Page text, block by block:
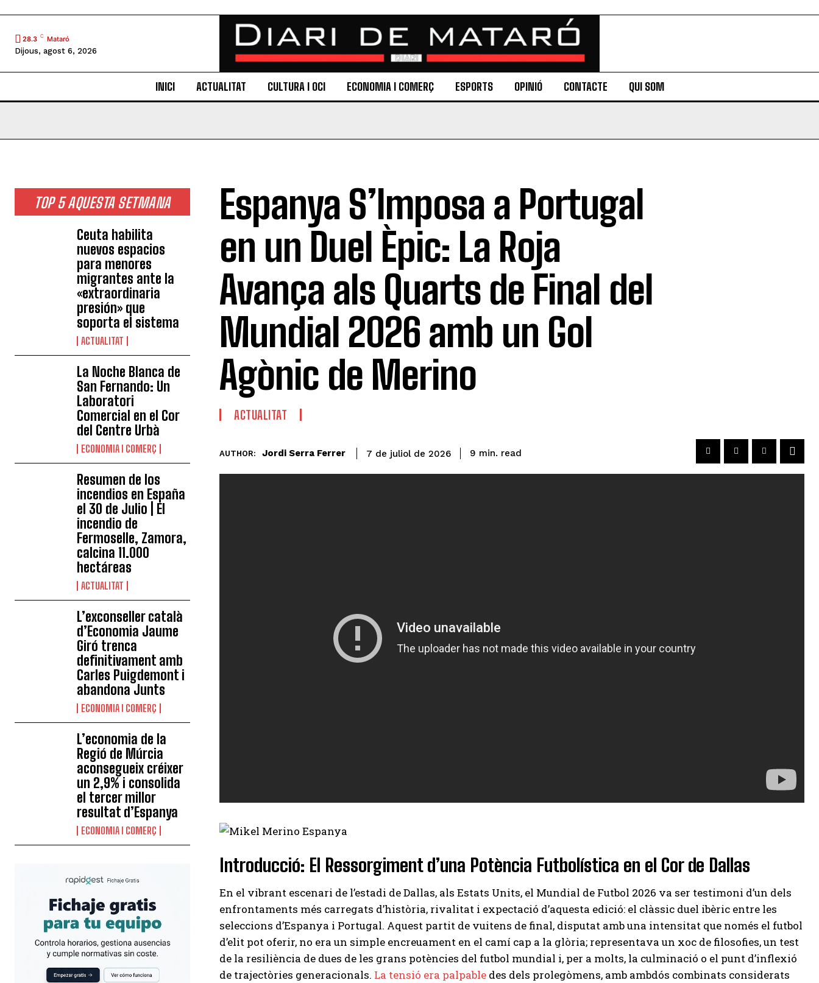
28.3 C Mataró
Dijous, agost 6, 2026
INICI ACTUALITAT CULTURA I OCI ECONOMIA I COMERÇ ESPORTS OPINIÓ CONTACTE QUI SOM
TOP 5 AQUESTA SETMANA
Ceuta habilita
nuevos espacios
para menores
migrantes ante la
«extraordinaria
presión» que
soporta el sistema
ACTUALITAT
La Noche Blanca de
San Fernando: Un
Laboratori
Comercial en el Cor
del Centre Urbà
ECONOMIA I COMERÇ
Resumen de los
incendios en España
el 30 de Julio | El
incendio de
Fermoselle, Zamora,
calcina 11.000
hectáreas
ACTUALITAT
L’exconseller català
d’Economia Jaume
Giró trenca
definitivament amb
Carles Puigdemont i
abandona Junts
ECONOMIA I COMERÇ
L’economia de la
Regió de Múrcia
aconsegueix créixer
un 2,9% i consolida
el tercer millor
resultat d’Espanya
ECONOMIA I COMERÇ
Espanya S’Imposa a Portugal
en un Duel Èpic: La Roja
Avança als Quarts de Final del
Mundial 2026 amb un Gol
Agònic de Merino
ACTUALITAT
AUTHOR: Jordi Serra Ferrer 7 de juliol de 2026 9 min. read
Introducció: El Ressorgiment d’una Potència Futbolística en el Cor de Dallas
En el vibrant escenari de l’estadi de Dallas, als Estats Units, el Mundial de Futbol 2026 va ser testimoni d’un dels
enfrontaments més carregats d’història, rivalitat i expectació d’aquesta edició: el clàssic duel ibèric entre les
seleccions d’Espanya i Portugal. Aquest partit de vuitens de final, disputat amb una intensitat que només el futbol
d’elit pot oferir, no era un simple encreuament en el camí cap a la glòria; representava un xoc de filosofies, un test
de la resiliència de dues de les grans potències del futbol mundial i, per a molts, la culminació o el punt d’inflexió
de trajectòries generacionals. La tensió era palpable des dels prolegòmens, amb ambdós combinats considerats